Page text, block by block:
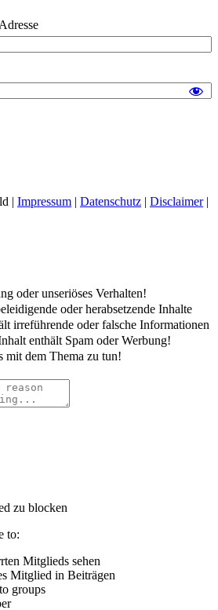
| Impressum | Datenschutz | Disclaimer|
oder unseriöses Verhalten!
oder herabsetzende Inhalte
irreführende oder falsche Informationen
enthält Spam oder Werbung!
mit dem Thema zu tun!
zu blocken
to:
Mitglieds sehen
Mitglied in Beiträgen
groups